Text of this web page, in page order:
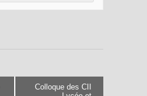
Colloque des CII